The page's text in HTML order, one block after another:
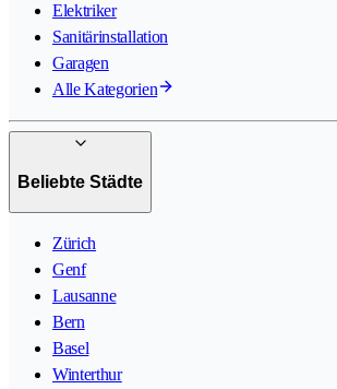
Elektriker
Sanitärinstallation
Garagen
Alle Kategorien
Beliebte Städte
Zürich
Genf
Lausanne
Bern
Basel
Winterthur